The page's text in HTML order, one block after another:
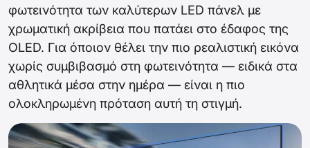
φωτεινότητα των καλύτερων LED πάνελ με
χρωματική ακρίβεια που πατάει στο έδαφος της
OLED. Για όποιον θέλει την πιο ρεαλιστική εικόνα
χωρίς συμβιβασμό στη φωτεινότητα — ειδικά στα
αθλητικά μέσα στην ημέρα — είναι η πιο
ολοκληρωμένη πρόταση αυτή τη στιγμή.